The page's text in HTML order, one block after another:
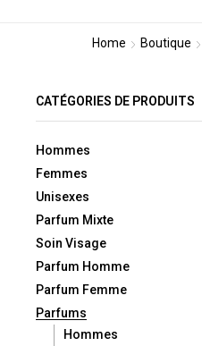
Home Boutique
CATÉGORIES DE PRODUITS
Hommes
Femmes
Unisexes
Parfum Mixte
Soin Visage
Parfum Homme
Parfum Femme
Parfums
Hommes